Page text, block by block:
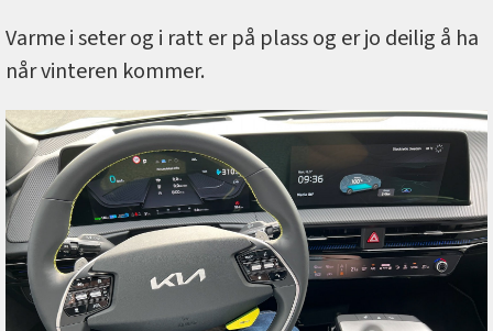
Varme i seter og i ratt er på plass og er jo deilig å ha
når vinteren kommer.